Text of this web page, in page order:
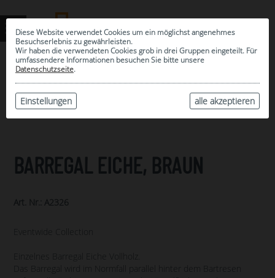
Diese Website verwendet Cookies um ein möglichst angenehmes
Besuchserlebnis zu gewährleisten.
Wir haben die verwendeten Cookies grob in drei Gruppen eingeteilt. Für
umfassendere Informationen besuchen Sie bitte unsere
Datenschutzseite.
alle akzeptieren
Einstellungen
ARCHIV
BARREGAL EICHE, BRAUN
Art. Nr.: A2326
Eventwide Collection
Einzelnes Barregal Eiche Vollholz.
Das Barregal wird im Normfall parallel hinter dem Bartresen